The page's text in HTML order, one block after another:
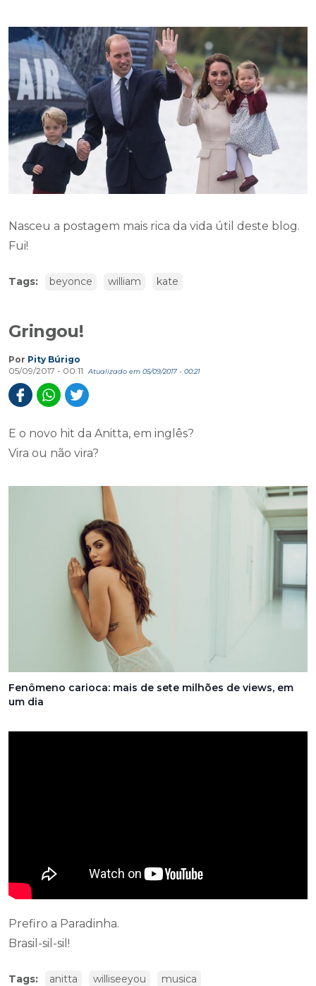
Nasceu a postagem mais rica da vida útil deste blog.
Fui!
Tags: beyonce william kate
Gringou!
Por Pity Búrigo
05/09/2017 - 00:11
Atualizado em 05/09/2017 - 00:21
E o novo hit da Anitta, em inglês?
Vira ou não vira?
Fenômeno carioca: mais de sete milhões de views, em
um dia
Prefiro a Paradinha.
Brasil-sil-sil!
Tags: anitta williseeyou musica